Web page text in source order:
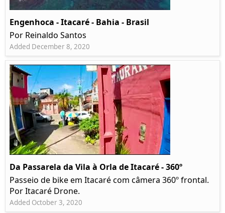
Engenhoca - Itacaré - Bahia - Brasil
Por Reinaldo Santos
Added December 8, 2020
Da Passarela da Vila à Orla de Itacaré - 360º
Passeio de bike em Itacaré com câmera 360º frontal.
Por Itacaré Drone.
Added October 3, 2020